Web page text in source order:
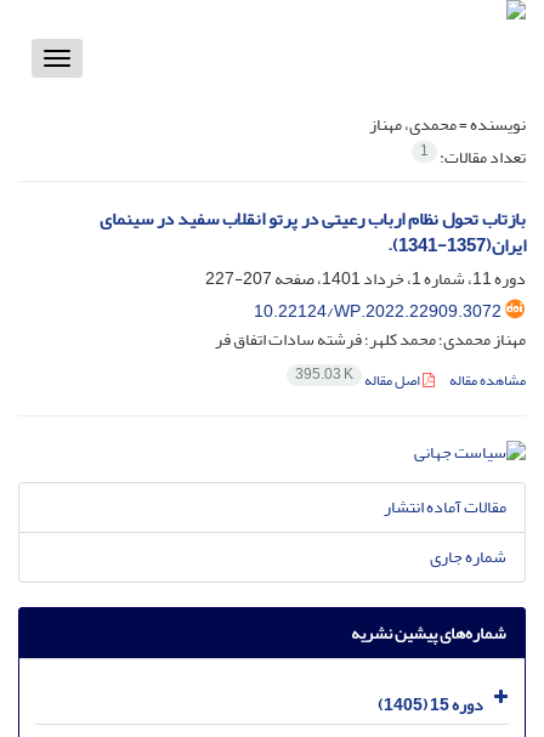
Toggle
نویسنده =محمدی، مهناز
تعداد مقالات: 1
بازتاب تحول نظام ارباب رعیتی در پرتو انقلاب سفید در سینمای
ایران(1357-1341).
دوره 11، شماره 1، خرداد 1401، صفحه
207-227
10.22124/WP.2022.22909.3072
مهناز محمدی؛ محمد کلهر؛ فرشته سادات اتفاق فر
مشاهده مقاله اصل مقاله 395.03 K
مقالات آماده انتشار
شماره جاری
شماره‌های پیشین نشریه
دوره 15 (1405)